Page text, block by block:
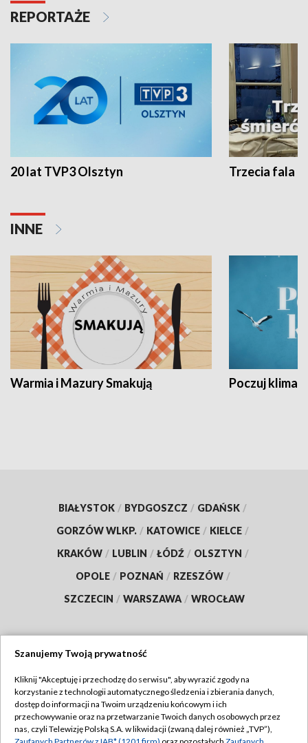
REPORTAŻE
20 lat TVP3 Olsztyn Trzecia fala -
INNE
Warmia i Mazury Smakują Poczuj klimat
BIAŁYSTOK / BYDGOSZCZ / GDAŃSK /
GORZÓW WLKP. / KATOWICE / KIELCE /
KRAKÓW / LUBLIN / ŁÓDŹ / OLSZTYN /
OPOLE / POZNAŃ / RZESZÓW /
SZCZECIN / WARSZAWA / WROCŁAW
TVP
Abonament TVP
Emisja w TVP
Regulamin TVP
Szanujemy Twoją prywatność
Kliknij "Akceptuję i przechodzę do serwisu", aby wyrazić zgody na
korzystanie z technologii automatycznego śledzenia i zbierania danych,
dostęp do informacji na Twoim urządzeniu końcowym i ich
przechowywanie oraz na przetwarzanie Twoich danych osobowych przez
nas, czyli Telewizję Polską S.A. w likwidacji (zwaną dalej również „TVP”),